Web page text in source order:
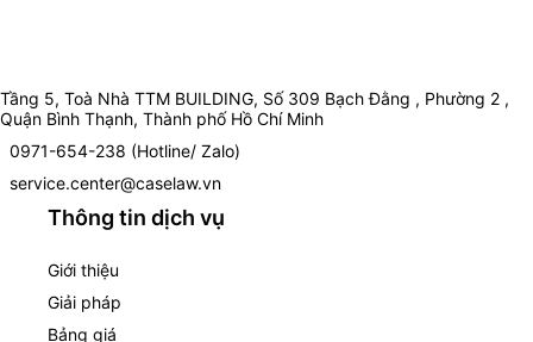
Tầng 5, Toà Nhà TTM BUILDING, Số 309 Bạch Đằng , Phường 2 ,
Quận Bình Thạnh, Thành phố Hồ Chí Minh
0971-654-238 (Hotline/ Zalo)
service.center@caselaw.vn
Thông tin dịch vụ
Giới thiệu
Giải pháp
Bảng giá